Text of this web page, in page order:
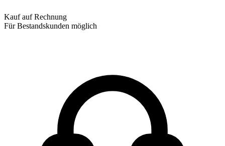
Kauf auf Rechnung
Für Bestandskunden möglich